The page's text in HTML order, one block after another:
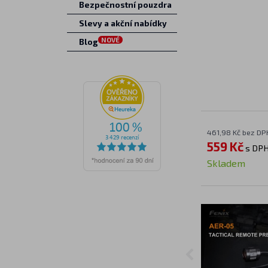
461,98 Kč bez
559 Kčs
Skladem
Bezpečnostní pouzdra
Slevy a akční nabídky
Blog NOVÉ